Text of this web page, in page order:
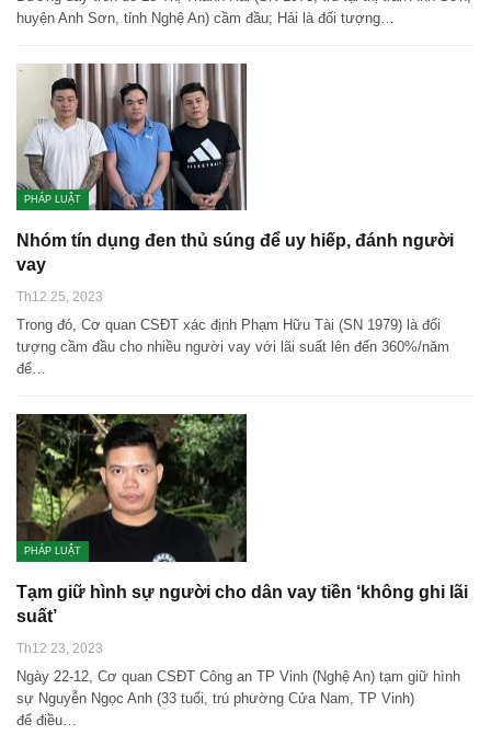
huyện Anh Sơn, tỉnh Nghệ An) cầm đầu; Hải là đối tượng…
PHÁP LUẬT
Nhóm tín dụng đen thủ súng để uy hiếp, đánh người
vay
Th12 25, 2023
Trong đó, Cơ quan CSĐT xác định Phạm Hữu Tài (SN 1979) là đối
tượng cầm đầu cho nhiều người vay với lãi suất lên đến 360%/năm
để…
PHÁP LUẬT
Tạm giữ hình sự người cho dân vay tiền ‘không ghi lãi
suất’
Th12 23, 2023
Ngày 22-12, Cơ quan CSĐT Công an TP Vinh (Nghệ An) tạm giữ hình
sự Nguyễn Ngọc Anh (33 tuổi, trú phường Cửa Nam, TP Vinh)
để điều…